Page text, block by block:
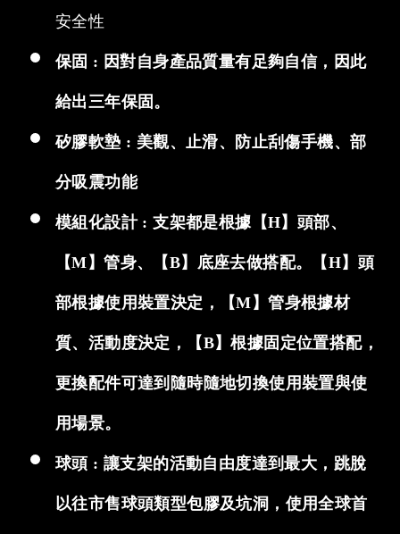
安全性
保固 : 因對自身產品質量有足夠自信，因此
給出三年保固。
矽膠軟墊 : 美觀、止滑、防止刮傷手機、部
分吸震功能
模組化設計 : 支架都是根據【H】頭部、
【M】管身、【B】底座去做搭配。【H】頭
部根據使用裝置決定，【M】管身根據材
質、活動度決定，【B】根據固定位置搭配，
更換配件可達到隨時隨地切換使用裝置與使
用場景。
球頭 : 讓支架的活動自由度達到最大，跳脫
以往市售球頭類型包膠及坑洞，使用全球首